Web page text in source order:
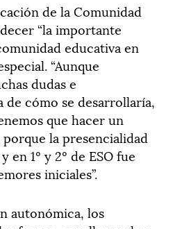
de la Comunidad
“la importante
educativa en
“Aunque
dudas e
cómo se desarrollaría,
que hacer un
la presencialidad
1º y 2º de ESO fue
iniciales”.
autonómica, los